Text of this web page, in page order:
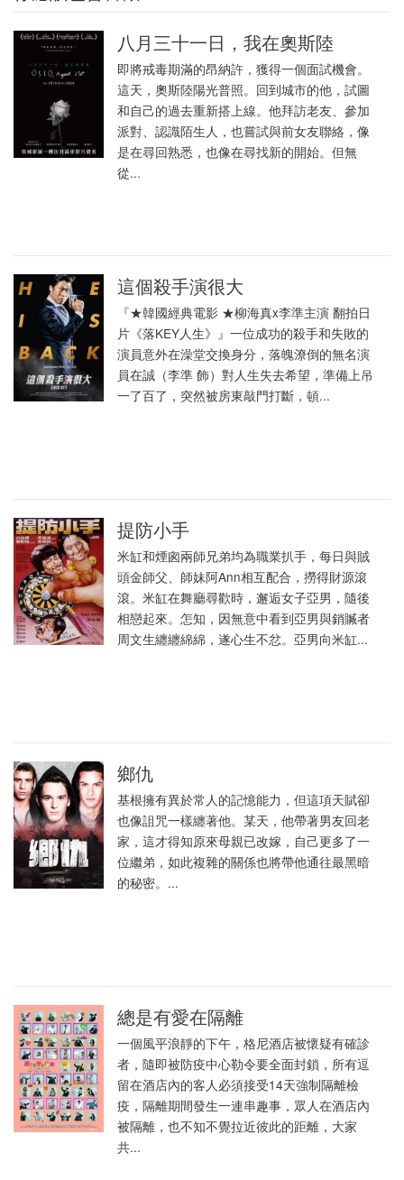
八月三十一日，我在奧斯陸
即將戒毒期滿的昂納許，獲得一個面試機會。
這天，奧斯陸陽光普照。回到城市的他，試圖
和自己的過去重新搭上線。他拜訪老友、參加
派對、認識陌生人，也嘗試與前女友聯絡，像
是在尋回熟悉，也像在尋找新的開始。但無
從...
這個殺手演很大
『★韓國經典電影 ★柳海真x李準主演 翻拍日
片《落KEY人生》』一位成功的殺手和失敗的
演員意外在澡堂交換身分，落魄潦倒的無名演
員在誠（李準 飾）對人生失去希望，準備上吊
一了百了，突然被房東敲門打斷，頓...
提防小手
米缸和煙囪兩師兄弟均為職業扒手，每日與賊
頭金師父、師妹阿Ann相互配合，撈得財源滾
滾。米缸在舞廳尋歡時，邂逅女子亞男，隨後
相戀起來。怎知，因無意中看到亞男與銷贓者
周文生纏纏綿綿，遂心生不忿。亞男向米缸...
鄉仇
基根擁有異於常人的記憶能力，但這項天賦卻
也像詛咒一樣纏著他。某天，他帶著男友回老
家，這才得知原來母親已改嫁，自己更多了一
位繼弟，如此複雜的關係也將帶他通往最黑暗
的秘密。...
總是有愛在隔離
一個風平浪靜的下午，格尼酒店被懷疑有確診
者，隨即被防疫中心勒令要全面封鎖，所有逗
留在酒店內的客人必須接受14天強制隔離檢
疫，隔離期間發生一連串趣事，眾人在酒店內
被隔離，也不知不覺拉近彼此的距離，大家
共...